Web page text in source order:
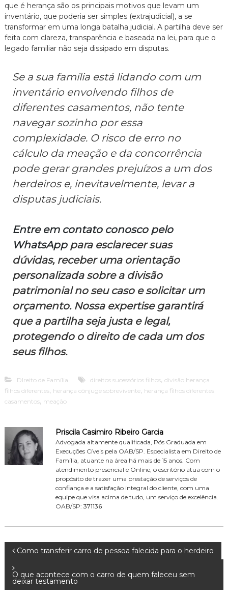
que é herança são os principais motivos que levam um
inventário, que poderia ser simples (extrajudicial), a se
transformar em uma longa batalha judicial. A partilha deve ser
feita com clareza, transparência e baseada na lei, para que o
legado familiar não seja dissipado em disputas.
Se a sua família está lidando com um
inventário envolvendo filhos de
diferentes casamentos, não tente
navegar sozinho por essa
complexidade. O risco de erro no
cálculo da meação e da concorrência
pode gerar grandes prejuízos a um dos
herdeiros e, inevitavelmente, levar a
disputas judiciais.
Entre em contato conosco pelo
WhatsApppara esclarecer suas
dúvidas, receber uma orientação
personalizada sobre a divisão
patrimonial no seu caso e solicitar um
orçamento. Nossa expertise garantirá
que a partilha seja justa e legal,
protegendo o direito de cada um dos
seus filhos.
DIreito de Família direitos sucessórios filhos, divisão herança
filhos diferentes, herança cônjuge sobrevivente, herança filhos diferentes
casamentos, meação
Priscila Casimiro Ribeiro Garcia
Advogada altamente qualificada, Pós Graduada em
Execuções Cíveis pela OAB/SP. Especialista em Direito de
Família, atuante na área há mais de 15 anos. Com
atendimento presencial e Online, o escritório atua com o
propósito de trazer uma prestação de serviços de
confiança e a satisfação integral do cliente, com uma
equipe que visa acima de tudo, um serviço de excelência.
OAB/SP: 371136
N
a
Como transferir carro de pessoa falecida para o herdeiro
O que acontece com o carro de quem faleceu sem
deixar testamento